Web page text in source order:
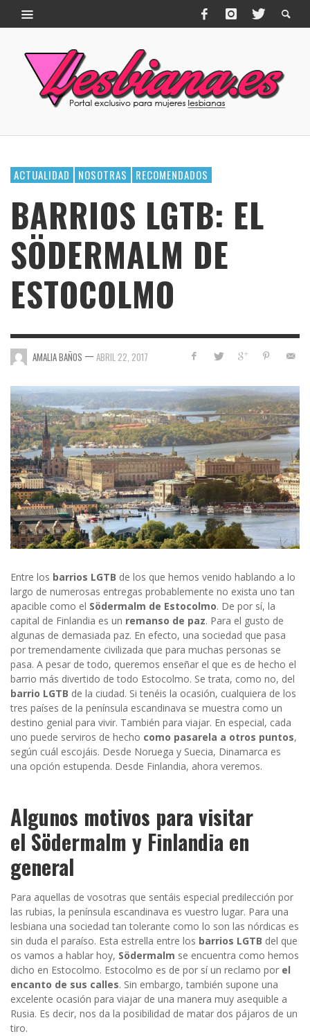
ACTUALIDAD NOSOTRAS RECOMENDADOS
BARRIOS LGTB: EL
SÖDERMALM DE
ESTOCOLMO
AMALIA BAÑOS — ABRIL 22, 2017
Entre los barrios LGTB de los que hemos venido hablando a lo
largo de numerosas entregas probablemente no exista uno tan
apacible como el Södermalm de Estocolmo. De por sí, la
capital de Finlandia es un remanso de paz. Para el gusto de
algunas de demasiada paz. En efecto, una sociedad que pasa
por tremendamente civilizada que para muchas personas se
pasa. A pesar de todo, queremos enseñar el que es de hecho el
barrio más divertido de todo Estocolmo. Se trata, como no, del
barrio LGTB de la ciudad. Si tenéis la ocasión, cualquiera de los
tres países de la península escandinava se muestra como un
destino genial para vivir. También para viajar. En especial, cada
uno puede serviros de hecho como pasarela a otros puntos,
según cuál escojáis. Desde Noruega y Suecia, Dinamarca es
una opción estupenda. Desde Finlandia, ahora veremos.
Algunos motivos para visitar
el Södermalm y Finlandia en
general
Para aquellas de vosotras que sentáis especial predilección por
las rubias, la península escandinava es vuestro lugar. Para una
lesbiana una sociedad tan tolerante como lo son las nórdicas es
sin duda el paraíso. Esta estrella entre los barrios LGTB del que
os vamos a hablar hoy, Södermalm se encuentra como hemos
dicho en Estocolmo. Estocolmo es de por sí un reclamo por el
encanto de sus calles. Sin embargo, también supone una
excelente ocasión para viajar de una manera muy asequible a
Rusia. Es decir, nos da la posibilidad de matar dos pájaros de un
tiro.